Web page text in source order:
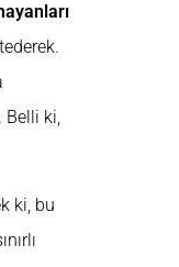
Belli ki,
ki, bu